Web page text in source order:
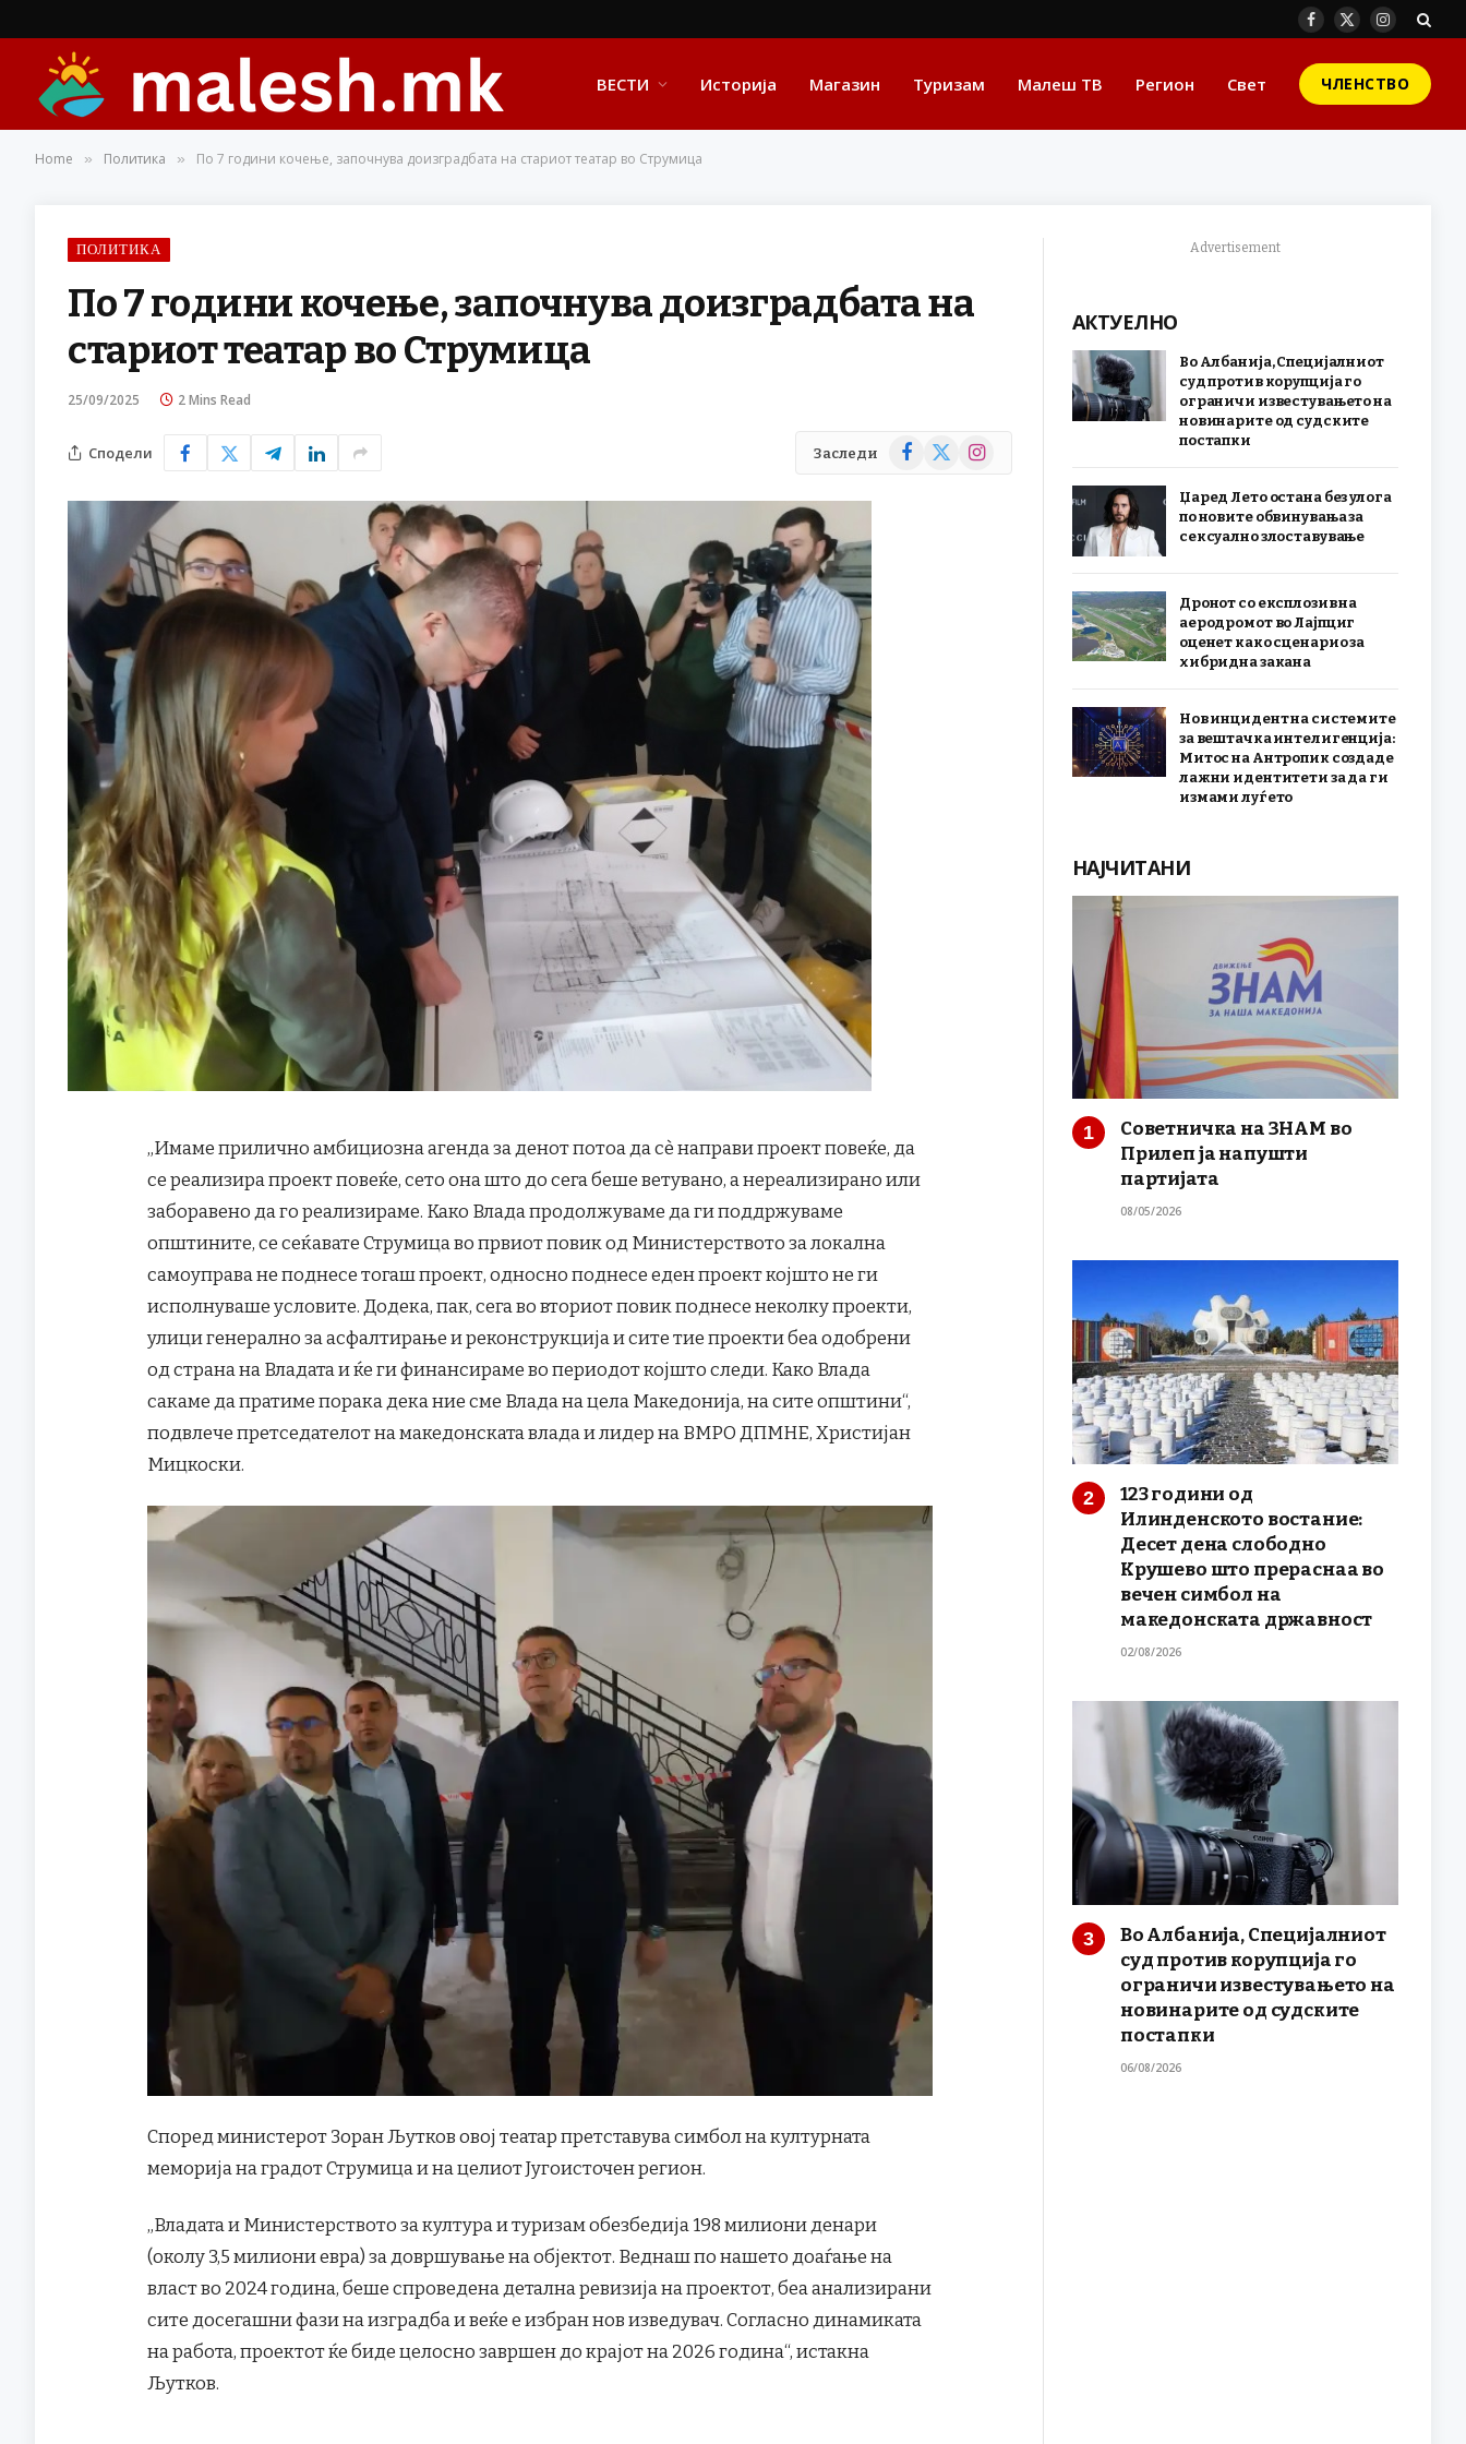
Facebook
X
Instagram
ВЕСТИ Историја Магазин Туризам Малеш ТВ Регион Свет ЧЛЕНСТВО
Home » Политика » По 7 години кочење, започнува доизградбата на стариот театар во Струмица
ПОЛИТИКА
По 7 години кочење, започнува доизградбата на
стариот театар во Струмица
25/09/2025 2 Mins Read
Сподели Заследи Facebook
X
Instagram
„Имаме прилично амбициозна агенда за денот потоа да сè направи проект повеќе, да
се реализира проект повеќе, сето она што до сега беше ветувано, а нереализирано или
заборавено да го реализираме. Како Влада продолжуваме да ги поддржуваме
општините, се сеќавате Струмица во првиот повик од Министерството за локална
самоуправа не поднесе тогаш проект, односно поднесе еден проект којшто не ги
исполнуваше условите. Додека, пак, сега во вториот повик поднесе неколку проекти,
улици генерално за асфалтирање и реконструкција и сите тие проекти беа одобрени
од страна на Владата и ќе ги финансираме во периодот којшто следи. Како Влада
сакаме да пратиме порака дека ние сме Влада на цела Македонија, на сите општини“,
подвлече претседателот на македонската влада и лидер на ВМРО ДПМНЕ, Христијан
Мицкоски.
Според министерот Зоран Љутков овој театар претставува симбол на културната
меморија на градот Струмица и на целиот Југоисточен регион.
„Владата и Министерството за култура и туризам обезбедија 198 милиони денари
(околу 3,5 милиони евра) за довршување на објектот. Веднаш по нашето доаѓање на
власт во 2024 година, беше спроведена детална ревизија на проектот, беа анализирани
сите досегашни фази на изградба и веќе е избран нов изведувач. Согласно динамиката
на работа, проектот ќе биде целосно завршен до крајот на 2026 година“, истакна
Љутков.
Advertisement
АКТУЕЛНО
Во Албанија, Специјалниот
суд против корупција го
ограничи известувањето на
новинарите од судските
постапки
Џаред Лето остана без улога
по новите обвинувања за
сексуално злоставување
Дронот со експлозив на
аеродромот во Лајпциг
оценет како сценарио за
хибридна закана
Нов инцидент на системите
за вештачка интелигенција:
Митос на Антропик создаде
лажни идентитети за да ги
измами луѓето
НАЈЧИТАНИ
Советничка на ЗНАМ во
Прилеп ја напушти
партијата
08/05/2026
123 години од
Илинденското востание:
Десет дена слободно
Крушево што прераснаа во
вечен симбол на
македонската државност
02/08/2026
Во Албанија, Специјалниот
суд против корупција го
ограничи известувањето на
новинарите од судските
постапки
06/08/2026